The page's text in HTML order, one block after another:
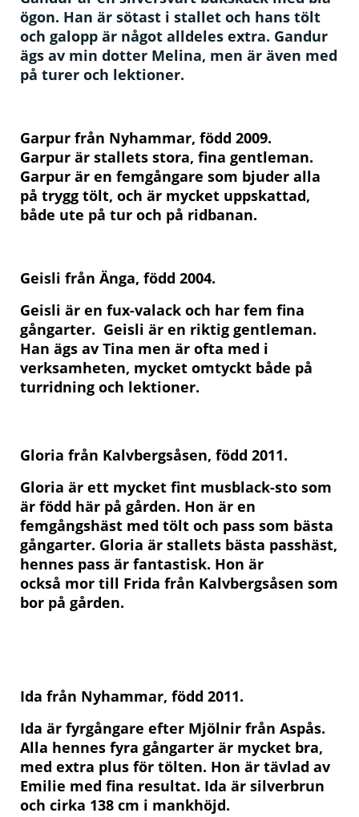
ögon. Han är sötast i stallet och hans tölt
och galopp är något alldeles extra. Gandur
ägs av min dotter Melina, men är även med
på turer och lektioner.
Garpur från Nyhammar, född 2009.
Garpur är stallets stora, fina gentleman.
Garpur är en femgångare som bjuder alla
på trygg tölt, och är mycket uppskattad,
både ute på tur och på ridbanan.
Geisli från Änga, född 2004.
Geisli är en fux-valack och har fem fina
gångarter. Geisli är en riktig gentleman.
Han ägs av Tina men är ofta med i
verksamheten, mycket omtyckt både på
turridning och lektioner.
Gloria från Kalvbergsåsen, född 2011.
Gloria är ett mycket fint musblack-sto som
är född här på gården. Hon är en
femgångshäst med tölt och pass som bästa
gångarter. Gloria är stallets bästa passhäst,
hennes pass är fantastisk. Hon är
också mor till Frida från Kalvbergsåsen som
bor på gården.
Ida från Nyhammar, född 2011.
Ida är fyrgångare efter Mjölnir från Aspås.
Alla hennes fyra gångarter är mycket bra,
med extra plus för tölten. Hon är tävlad av
Emilie med fina resultat. Ida är silverbrun
och cirka 138 cm i mankhöjd.